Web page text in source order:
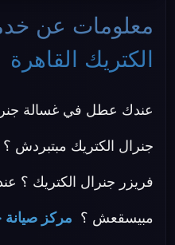
معلومات عن
الكتريك القاهرة
عندك عطل في غسالة
جنرال الكتريك
فريزر جنرال الكتريك ؟
مبيسقعش ؟ مركز صيانة